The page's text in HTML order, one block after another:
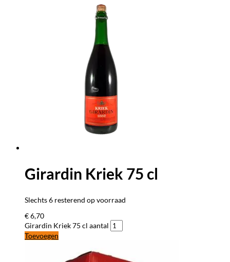
Girardin Kriek 75 cl
Slechts 6 resterend op voorraad
€6,70
Girardin Kriek 75 cl aantal
Toevoegen